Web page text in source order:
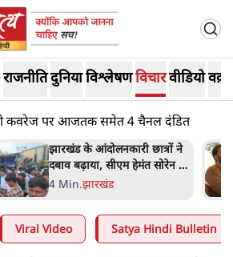
राजनीतिदुनियाविश्लेषणविचारवीडियो
कवरेज पर आजतक समेत 4 चैनल दंडित
कॉकरोच जनता पार्टी ने की
देशव्यापी अभियान की घोषणा-
'क्या बोलती पब्लिक'
4 Min.देश
Viral Video Satya Hindi Bulletin